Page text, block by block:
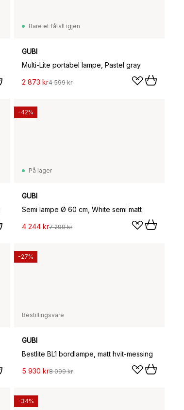
Bare et fåtall igjen
GUBI
Multi-Lite portabel lampe, Pastel gray
2 873 kr4 599 kr
På lager
GUBI
Semi lampe Ø 60 cm, White semi matt
4 244 kr7 299 kr
-42%
Bestillingsvare
GUBI
Bestlite BL1 bordlampe, matt hvit-messing
5 930 kr8 099 kr
-27%
-34%